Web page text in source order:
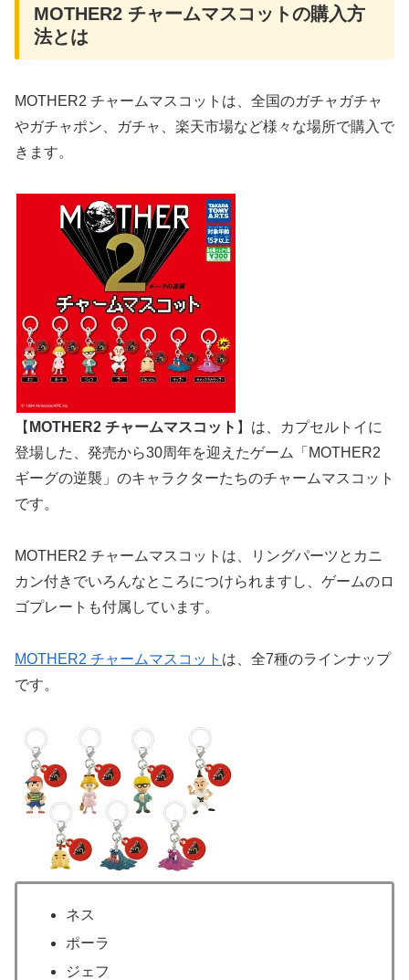
MOTHER2 チャームマスコットの購入方
法とは
MOTHER2 チャームマスコットは、全国のガチャガチャ
やガチャポン、ガチャ、楽天市場など様々な場所で購入で
きます。
【 MOTHER2 チャームマスコット 】は、カプセルトイに
登場した、発売から30周年を迎えたゲーム「MOTHER2
ギーグの逆襲」のキャラクターたちのチャームマスコット
です。
MOTHER2 チャームマスコットは、リングパーツとカニ
カン付きでいろんなところにつけられますし、ゲームのロ
ゴプレートも付属しています。
MOTHER2 チャームマスコット は、全7種のラインナップ
です。
ネス
ポーラ
ジェフ